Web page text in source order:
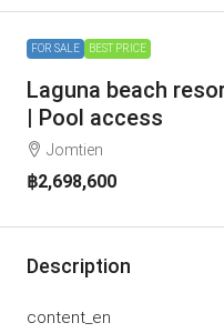
FOR SALE BEST PRICE
Laguna beach
| Pool access
Jomtien
฿2,698,600
Description
content_en